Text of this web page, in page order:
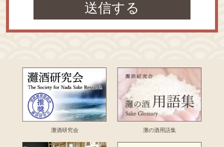
送信する
灘酒研究会 灘の酒用語集